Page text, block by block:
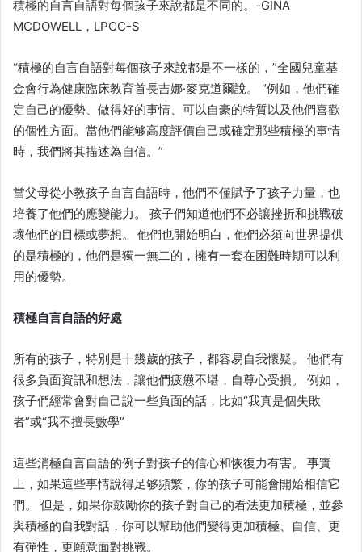
積極的自言自語對每個孩子來說都是不同的。-GINA
MCDOWELL，LPCC-S
“積極的自言自語對每個孩子來說都是不一樣的，”全國兒童基
金會行為健康臨床教育首長吉娜·麥克道爾說。 “例如，他們確
定自己的優勢、做得好的事情、可以自豪的特質以及他們喜歡
的個性方面。當他們能够高度評價自己或確定那些積極的事情
時，我們將其描述為自信。”
當父母從小教孩子自言自語時，他們不僅賦予了孩子力量，也
培養了他們的應變能力。 孩子們知道他們不必讓挫折和挑戰破
壞他們的目標或夢想。 他們也開始明白，他們必須向世界提供
的是積極的，他們是獨一無二的，擁有一套在困難時期可以利
用的優勢。
積極自言自語的好處
所有的孩子，特別是十幾歲的孩子，都容易自我懷疑。 他們有
很多負面資訊和想法，讓他們疲憊不堪，自尊心受損。 例如，
孩子們經常會對自己說一些負面的話，比如“我真是個失敗
者”或“我不擅長數學”
這些消極自言自語的例子對孩子的信心和恢復力有害。 事實
上，如果這些事情說得足够頻繁，你的孩子可能會開始相信它
們。 但是，如果你鼓勵你的孩子對自己的看法更加積極，並參
與積極的自我對話，你可以幫助他們變得更加積極、自信、更
有彈性，更願意面對挑戰。